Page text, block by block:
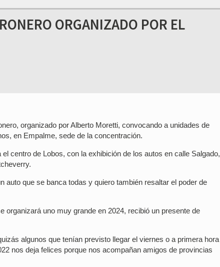
ORGANIZADO POR EL
organizado por Alberto Moretti, convocando a unidades de
en Empalme, sede de la concentración.
centro de Lobos, con la exhibición de los autos en calle Salgado,
auto que se banca todas y quiero también resaltar el poder de
organizará uno muy grande en 2024, recibió un presente de
algunos que tenían previsto llegar el viernes o a primera hora
nos deja felices porque nos acompañan amigos de provincias